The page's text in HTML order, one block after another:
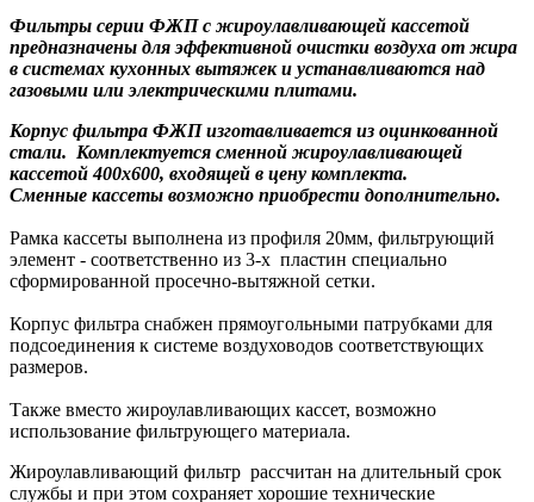
Фильтры серии ФЖП с жироулавливающей кассетой
предназначены для эффективной очистки воздуха от жира
в системах кухонных вытяжек и устанавливаются над
газовыми или электрическими плитами.
Корпус фильтра ФЖП изготавливается из оцинкованной
стали. Комплектуется сменной жироулавливающей
кассетой 400х600, входящей в цену комплекта.
Сменные кассеты возможно приобрести дополнительно.
Рамка кассеты выполнена из профиля 20мм, фильтрующий
элемент - соответственно из 3-х пластин специально
сформированной просечно-вытяжной сетки.
Корпус фильтра снабжен прямоугольными патрубками для
подсоединения к системе воздуховодов соответствующих
размеров.
Также вместо жироулавливающих кассет, возможно
использование фильтрующего материала.
Жироулавливающий фильтр рассчитан на длительный срок
службы и при этом сохраняет хорошие технические